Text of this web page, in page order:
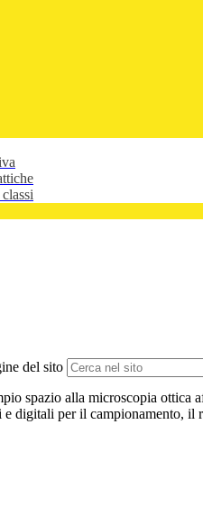
del sito
spazio alla microscopia ottica
digitali per il campionamento, il